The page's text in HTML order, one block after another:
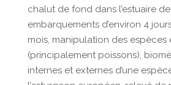
chalut de fond dans l’estuaire
embarquements d’environ 4
mois, manipulation des
(principalement poissons),
internes et externes d’une